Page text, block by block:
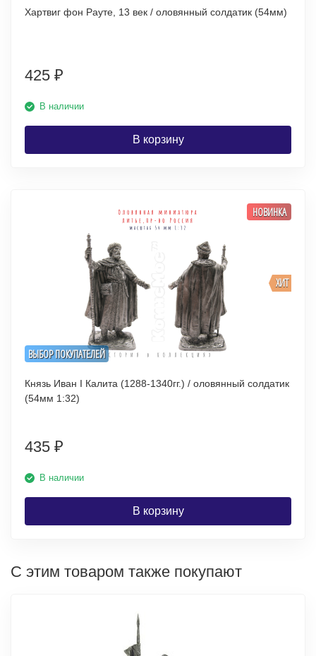
Хартвиг фон Рауте, 13 век / оловянный солдатик (54мм)
425 ₽
В наличии
В корзину
ВЫБОР ПОКУПАТЕЛЕЙ
ХИТ
НОВИНКА
Князь Иван I Калита (1288-1340гг.) / оловянный солдатик
(54мм 1:32)
435 ₽
В наличии
В корзину
С этим товаром также покупают